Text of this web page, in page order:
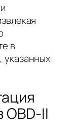
в
указанных
II